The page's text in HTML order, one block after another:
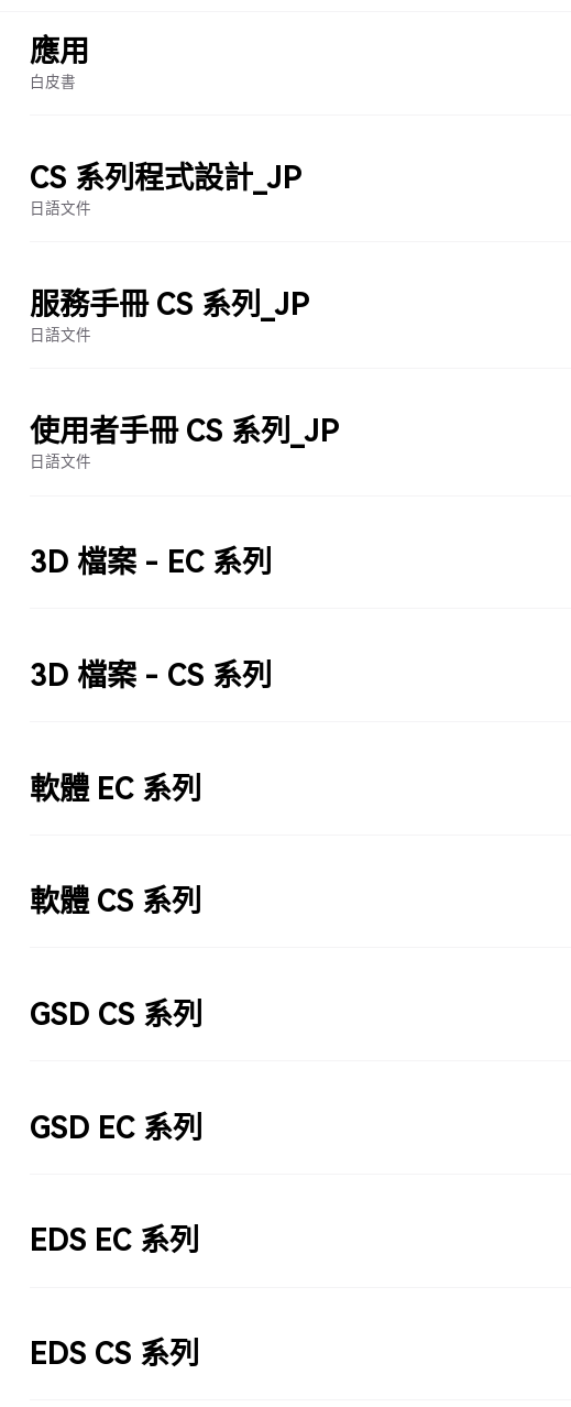
應用
白皮書
CS 系列程式設計_JP
日語文件
服務手冊 CS 系列_JP
日語文件
使用者手冊 CS 系列_JP
日語文件
3D 檔案 - EC 系列
3D 檔案 - CS 系列
軟體 EC 系列
軟體 CS 系列
GSD CS 系列
GSD EC 系列
EDS EC 系列
EDS CS 系列